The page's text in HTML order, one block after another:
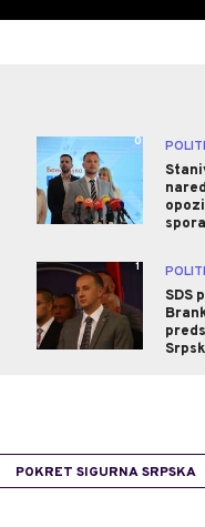
0
1
SDS
POKRET SIGURNA SRPSKA